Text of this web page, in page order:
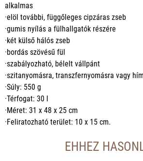
alkalmas
·elöl további, függőleges cipzáras zseb
·gumis nyílás a fülhallgatók részére
·két külső hálós zseb
·bordás szövésű fül
·szabályozható, bélelt vállpánt
·szitanyomásra, transzfernyomásra vagy
·Súly: 550 g
·Térfogat: 30 l
·Méret: 31 x 48 x 25 cm
·Feliratozható terület: 10 x 15 cm.
EHHEZ